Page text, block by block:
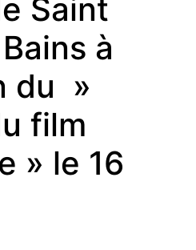
Saint
à
du »
film
» le 16